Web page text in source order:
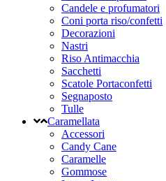
Candele e profumatori
Coni porta riso/confetti
Decorazioni
Nastri
Riso Antimacchia
Sacchetti
Scatole Portaconfetti
Segnaposto
Tulle
Caramellata
Accessori
Candy Cane
Caramelle
Gommose